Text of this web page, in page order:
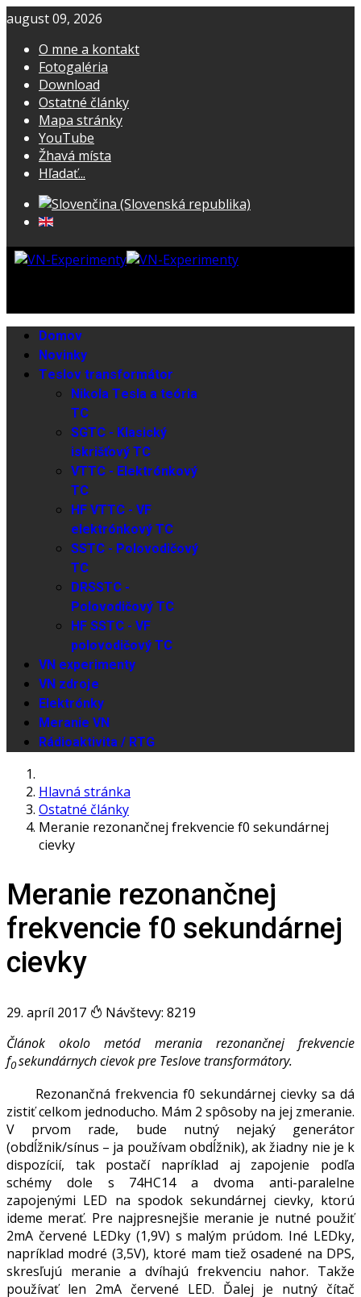
august 09, 2026
O mne a kontakt
Fotogaléria
Download
Ostatné články
Mapa stránky
YouTube
Žhavá místa
Hľadať...
Domov
Novinky
Teslov transformátor
Nikola Tesla a teória
TC
SGTC - Klasický
iskrišťový TC
VTTC - Elektrónkový
TC
HF VTTC - VF
elektrónkový TC
SSTC - Polovodičový
TC
DRSSTC -
Polovodičový TC
HF SSTC - VF
polovodičový TC
VN experimenty
VN zdroje
Elektrónky
Meranie VN
Rádioaktivita / RTG
Hlavná stránka
Ostatné články
Meranie rezonančnej frekvencie f0 sekundárnej
cievky
Meranie rezonančnej
frekvencie f0 sekundárnej
cievky
29. apríl 2017
Návštevy: 8219
Článok okolo metód merania rezonančnej frekvencie
f0sekundárnych cievok pre Teslove transformátory.
Rezonančná frekvencia f0 sekundárnej cievky sa dá
zistiť celkom jednoducho. Mám 2 spôsoby na jej zmeranie.
V prvom rade, bude nutný nejaký generátor
(obdĺžnik/sínus – ja používam obdĺžnik), ak žiadny nie je k
dispozícií, tak postačí napríklad aj zapojenie podľa
schémy dole s 74HC14 a dvoma anti-paralelne
zapojenými LED na spodok sekundárnej cievky, ktorú
ideme merať. Pre najpresnejšie meranie je nutné použiť
2mA červené LEDky (1,9V) s malým prúdom. Iné LEDky,
napríklad modré (3,5V), ktoré mam tiež osadené na DPS,
skresľujú meranie a dvíhajú frekvenciu nahor. Takže
používať len 2mA červené LED. Ďalej je nutný čítač